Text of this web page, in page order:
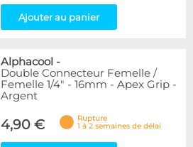
Ajouter au panier
Alphacool -
Double Connecteur Femelle /
Femelle 1/4" - 16mm - Apex Grip -
Argent
4,90 €
Rupture
1 à 2 semaines de délai